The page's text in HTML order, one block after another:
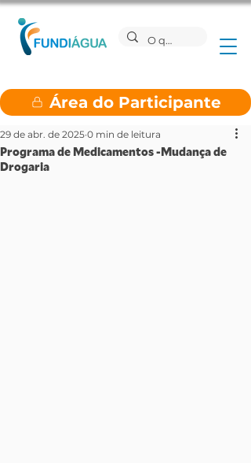
Área do Participante
Programa de Medicamentos -Mudança de
Drogaria
29 de abr. de 2025 0 min de leitura